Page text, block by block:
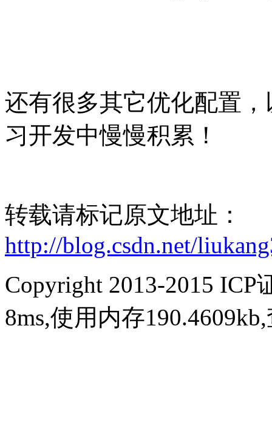
还有很多其它优化配置
习开发中慢慢积累！
转载请标记原文地址：
http://blog.csdn.net/
Copyright 2013-2015 ICP
8ms,使用内存